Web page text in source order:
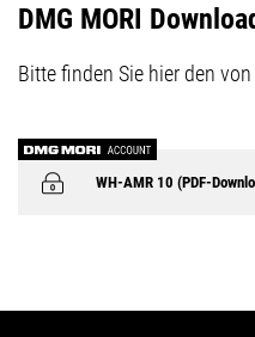
DMG MORI
Bitte finden Sie hier den
WH-AMR 10 (PDF-